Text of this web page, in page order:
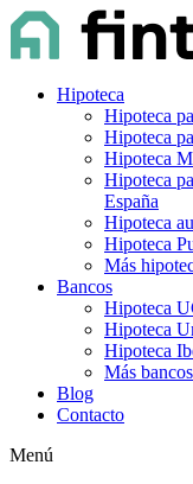
Hipoteca
Hipoteca
Hipoteca
Hipoteca
Hipoteca
España
Hipoteca
Hipoteca
Más
Bancos
Hipoteca
Hipoteca
Hipoteca
Más
Blog
Contacto
Menú